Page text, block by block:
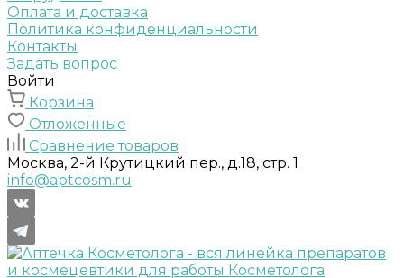
Оплата и доставка
Политика конфиденциальности
Контакты
Задать вопрос
Войти
Корзина
Отложенные
Сравнение товаров
Москва, 2-й Крутицкий пер., д.18, стр. 1
info@aptcosm.ru